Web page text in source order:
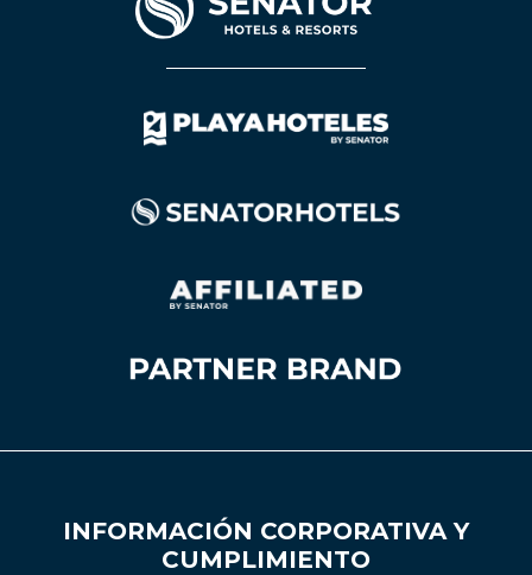
INFORMACIÓN CORPORATIVA Y
CUMPLIMIENTO